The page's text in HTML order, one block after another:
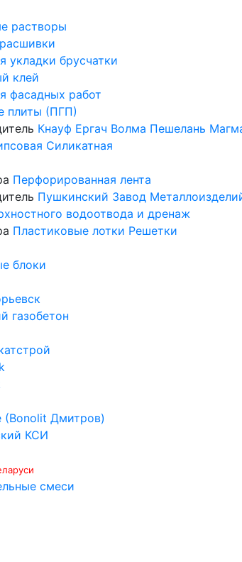
растворы
укладки брусчатки
клей
фасадных работ
плиты (ПГП)
Кнауф Ергач Волма Пешелань
Силикатная
Перфорированная лента
Пушкинский Завод
водоотвода и дренаж
Пластиковые лотки Решетки
блоки
газобетон
(Bonolit Дмитров)
КСИ
смеси